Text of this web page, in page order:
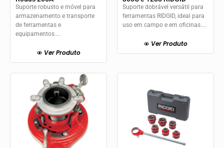
Suporte robusto e móvel para
armazenamento e transporte
de ferramentas e
equipamentos....
Ver Produto
Suporte dobrável versátil para
ferramentas RIDGID, ideal para
uso em campo e em oficinas....
Ver Produto